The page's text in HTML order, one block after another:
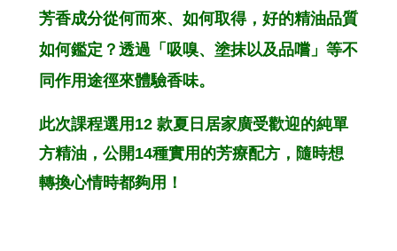
芳香成分從何而來、如何取得，好的精油品質
如何鑑定？透過「吸嗅、塗抹以及品嚐」等不
同作用途徑來體驗香味。
此次課程選用12 款夏日居家廣受歡迎的純單
方精油，公開14種實用的芳療配方，隨時想
轉換心情時都夠用！